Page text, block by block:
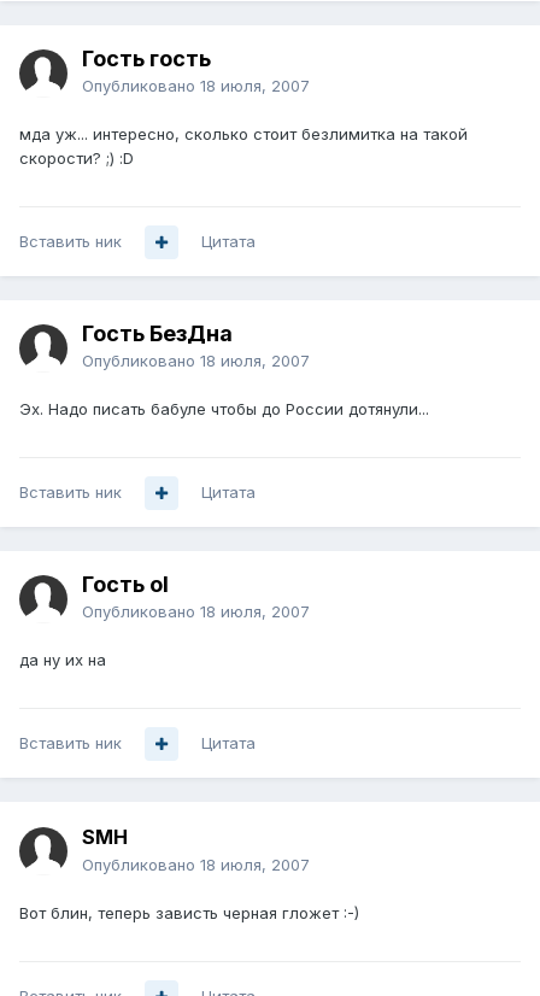
Гость гость
Опубликовано 18 июля, 2007
мда уж... интересно, сколько стоит безлимитка на такой
скорости? ;) :D
Вставить ник Цитата
Гость БезДна
Опубликовано 18 июля, 2007
Эх. Надо писать бабуле чтобы до России дотянули...
Вставить ник Цитата
Гость ol
Опубликовано 18 июля, 2007
да ну их на
Вставить ник Цитата
SMH
Опубликовано 18 июля, 2007
Вот блин, теперь зависть черная гложет :-)